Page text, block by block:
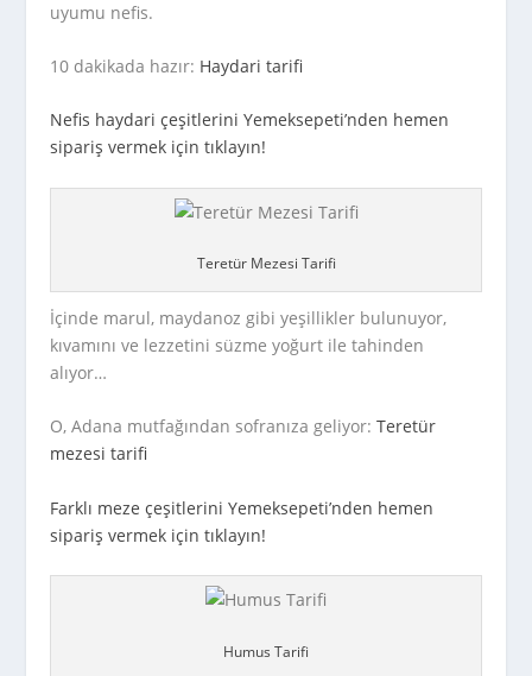
uyumu nefis.
10 dakikada hazır: Haydari tarifi
Nefis haydari çeşitlerini Yemeksepeti’nden hemen
sipariş vermek için tıklayın!
Teretür Mezesi Tarifi
İçinde marul, maydanoz gibi yeşillikler bulunuyor,
kıvamını ve lezzetini süzme yoğurt ile tahinden
alıyor…
O, Adana mutfağından sofranıza geliyor:Teretür
mezesi tarifi
Farklı meze çeşitlerini Yemeksepeti’nden hemen
sipariş vermek için tıklayın!
Humus Tarifi